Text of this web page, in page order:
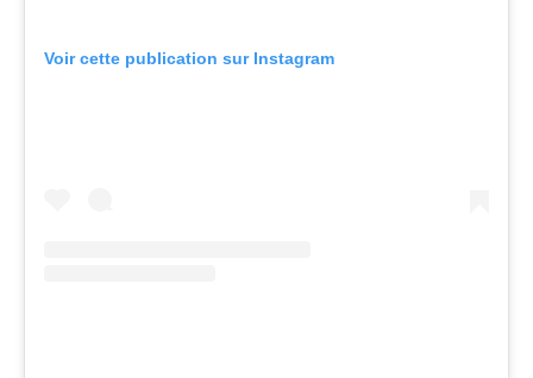
Voir cette publication sur Instagram